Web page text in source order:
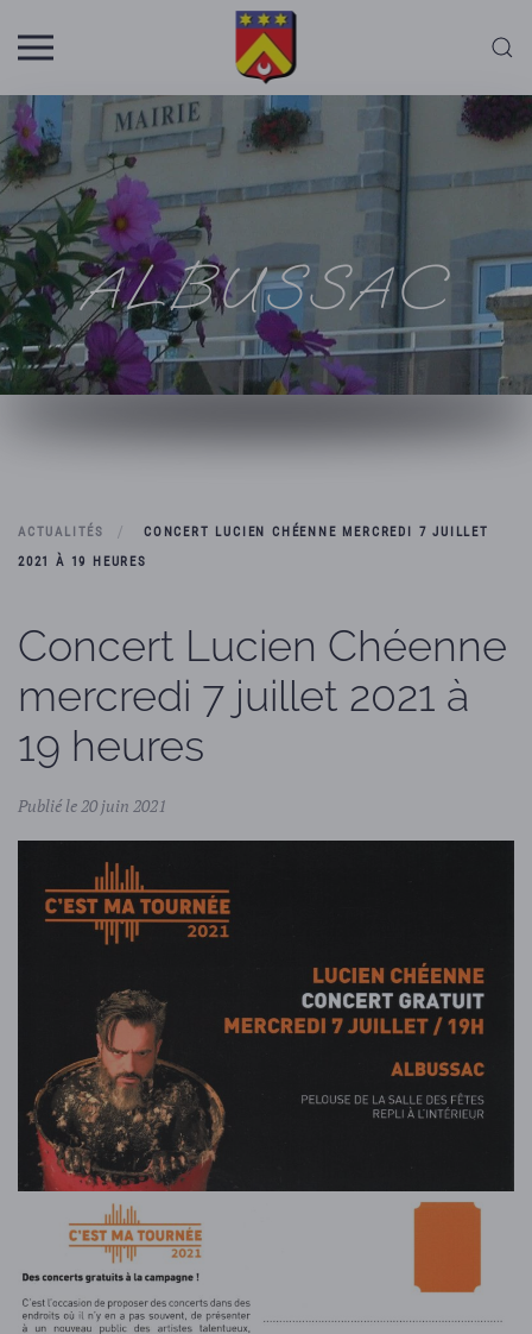
Skip to main content
ALBUSSAC
ACTUALITÉS
CONCERT LUCIEN CHÉENNE MERCREDI 7 JUILLET
2021 À 19 HEURES
Concert Lucien Chéenne
mercredi 7 juillet 2021 à
19 heures
Publié le 20 juin 2021